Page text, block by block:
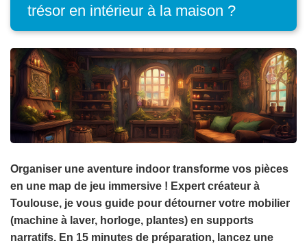
trésor en intérieur à la maison ?
Organiser une aventure indoor transforme vos pièces
en une map de jeu immersive ! Expert créateur à
Toulouse, je vous guide pour détourner votre mobilier
(machine à laver, horloge, plantes) en supports
narratifs. En 15 minutes de préparation, lancez une